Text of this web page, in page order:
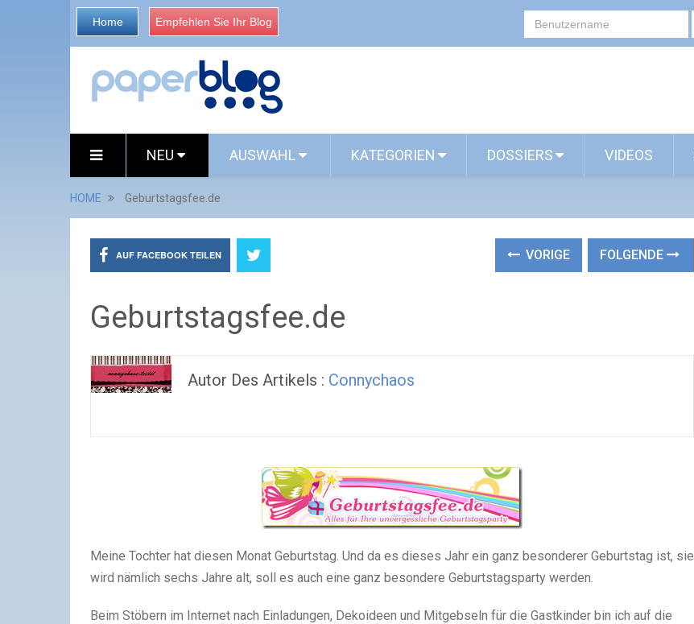
Home Empfehlen Sie Ihr Blog
NEU AUSWAHL KATEGORIEN DOSSIERS VIDEOS
HOME Geburtstagsfee.de
AUF FACEBOOK TEILEN VORIGE FOLGENDE
Geburtstagsfee.de
Autor Des Artikels : Connychaos
Meine Tochter hat diesen Monat Geburtstag. Und da es dieses Jahr ein ganz besonderer Geburtstag ist, sie
wird nämlich sechs Jahre alt, soll es auch eine ganz besondere Geburtstagsparty werden.
Beim Stöbern im Internet nach Einladungen, Dekoideen und Mitgebseln für die Gastkinder bin ich auf die